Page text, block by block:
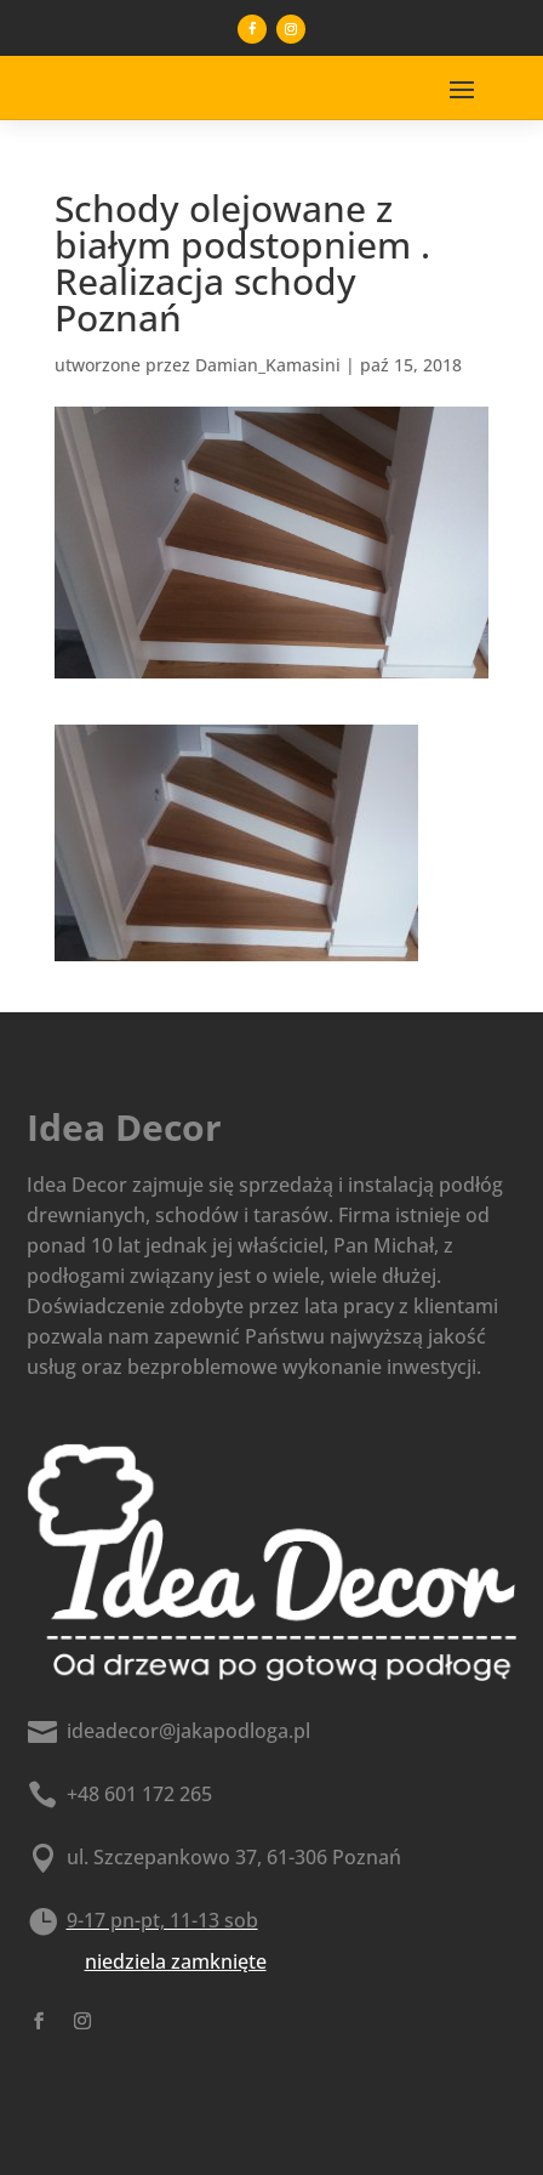
Schody olejowane z
białym podstopniem .
Realizacja schody
Poznań
utworzone przez Damian_Kamasini | paź 15, 2018
Idea Decor
Idea Decor zajmuje się sprzedażą i instalacją podłóg
drewnianych, schodów i tarasów. Firma istnieje od
ponad 10 lat jednak jej właściciel, Pan Michał, z
podłogami związany jest o wiele, wiele dłużej.
Doświadczenie zdobyte przez lata pracy z klientami
pozwala nam zapewnić Państwu najwyższą jakość
usług oraz bezproblemowe wykonanie inwestycji.
 ideadecor@jakapodloga.pl
 +48 601 172 265
 ul. Szczepankowo 37, 61-306 Poznań
 9-17 pn-pt, 11-13 sob
niedziela zamknięte